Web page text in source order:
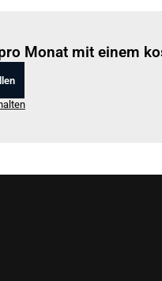
Monat mit einem